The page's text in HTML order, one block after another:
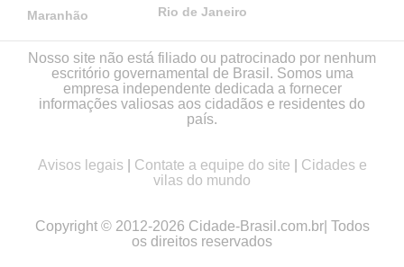
Maranhão
Rio de Janeiro
Nosso site não está filiado ou patrocinado por nenhum
escritório governamental de Brasil. Somos uma
empresa independente dedicada a fornecer
informações valiosas aos cidadãos e residentes do
país.
Avisos legais Contate a equipe do site
Cidades e
vilas do mundo
Copyright © 2012-2026 Cidade-Brasil.com.br| Todos
os direitos reservados